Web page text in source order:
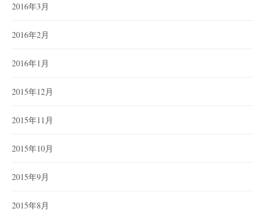
2016年3月
2016年2月
2016年1月
2015年12月
2015年11月
2015年10月
2015年9月
2015年8月